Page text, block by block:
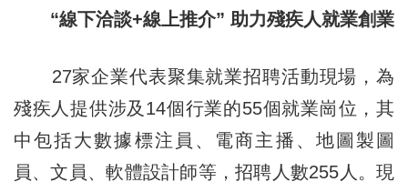
“線下洽談+線上推介” 助力殘疾人就業創業
27家企業代表聚集就業招聘活動現場，為
殘疾人提供涉及14個行業的55個就業崗位，其
中包括大數據標注員、電商主播、地圖製圖
員、文員、軟體設計師等，招聘人數255人。現